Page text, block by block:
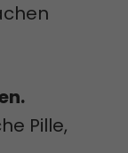
Pille,